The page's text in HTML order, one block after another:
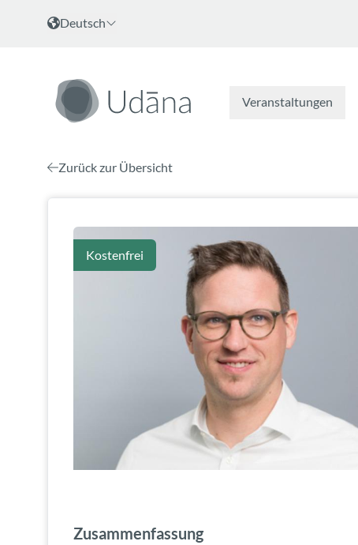
Zum Inhalt
Sprache wählen
Deutsch
Veranstaltungen
Zurück zur Übersicht
Kostenfrei
Zusammenfassung